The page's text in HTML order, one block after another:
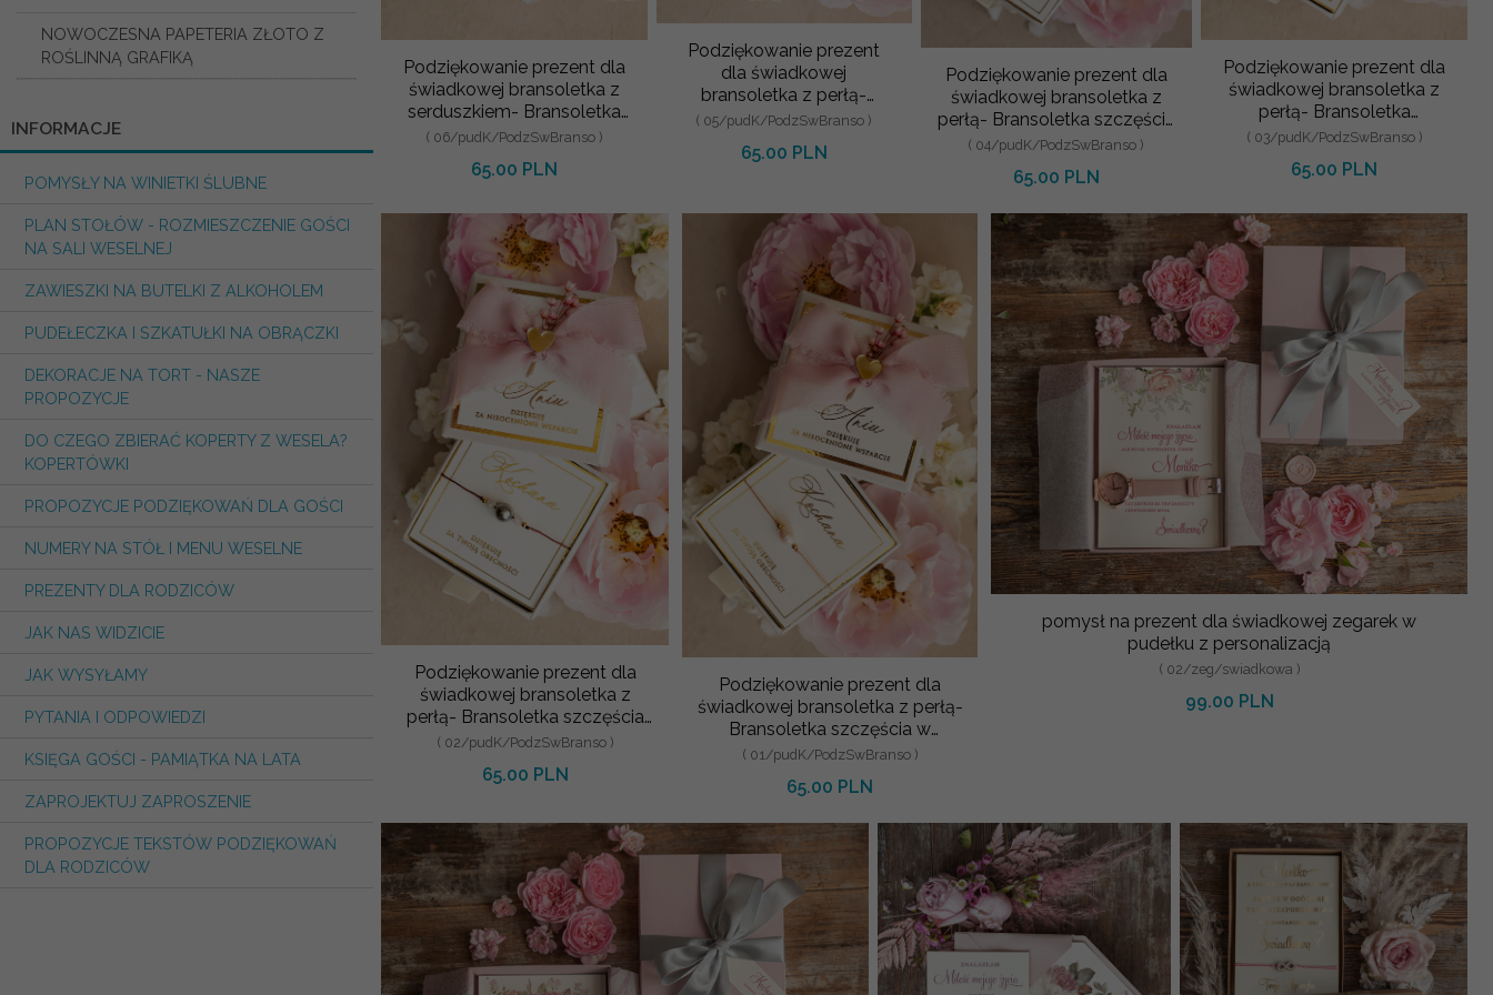
NOWOCZESNA PAPETERIA ZŁOTO Z
ROŚLINNĄ GRAFIKĄ
INFORMACJE
POMYSŁY NA WINIETKI ŚLUBNE
PLAN STOŁÓW - ROZMIESZCZENIE GOŚCI
NA SALI WESELNEJ
ZAWIESZKI NA BUTELKI Z ALKOHOLEM
PUDEŁECZKA I SZKATUŁKI NA OBRĄCZKI
DEKORACJE NA TORT - NASZE
PROPOZYCJE
DO CZEGO ZBIERAĆ KOPERTY Z WESELA?
KOPERTÓWKI
PROPOZYCJE PODZIĘKOWAŃ DLA GOŚCI
NUMERY NA STÓŁ I MENU WESELNE
PREZENTY DLA RODZICÓW
JAK NAS WIDZICIE
JAK WYSYŁAMY
PYTANIA I ODPOWIEDZI
KSIĘGA GOŚCI - PAMIĄTKA NA LATA
ZAPROJEKTUJ ZAPROSZENIE
PROPOZYCJE TEKSTÓW PODZIĘKOWAŃ
DLA RODZICÓW
Podziękowanie prezent dla
świadkowej bransoletka z
serduszkiem- Bransoletka
szczęścia w ozdobnym pud
( 06/pudK/PodzSwBranso )
65.00 PLN
Podziękowanie prezent
dla świadkowej
bransoletka z perłą-
Bransoletka szczęścia w
( 05/pudK/PodzSwBranso )
65.00 PLN
Podziękowanie prezent dla
świadkowej bransoletka z
perłą- Bransoletka szczęścia
w ozdobnym pudełeczk
( 04/pudK/PodzSwBranso )
65.00 PLN
Podziękowanie prezent dla
świadkowej bransoletka z
perłą- Bransoletka
szczęścia w ozdobnym
( 03/pudK/PodzSwBranso )
65.00 PLN
Podziękowanie prezent dla
świadkowej bransoletka z
perłą- Bransoletka szczęścia
w ozdobnym pudełeczk
( 02/pudK/PodzSwBranso )
65.00 PLN
Podziękowanie prezent dla
świadkowej bransoletka z perłą-
Bransoletka szczęścia w
ozdobnym pudełeczk
( 01/pudK/PodzSwBranso )
65.00 PLN
pomysł na prezent dla świadkowej zegarek w
pudełku z personalizacją
( 02/zeg/swiadkowa )
99.00 PLN